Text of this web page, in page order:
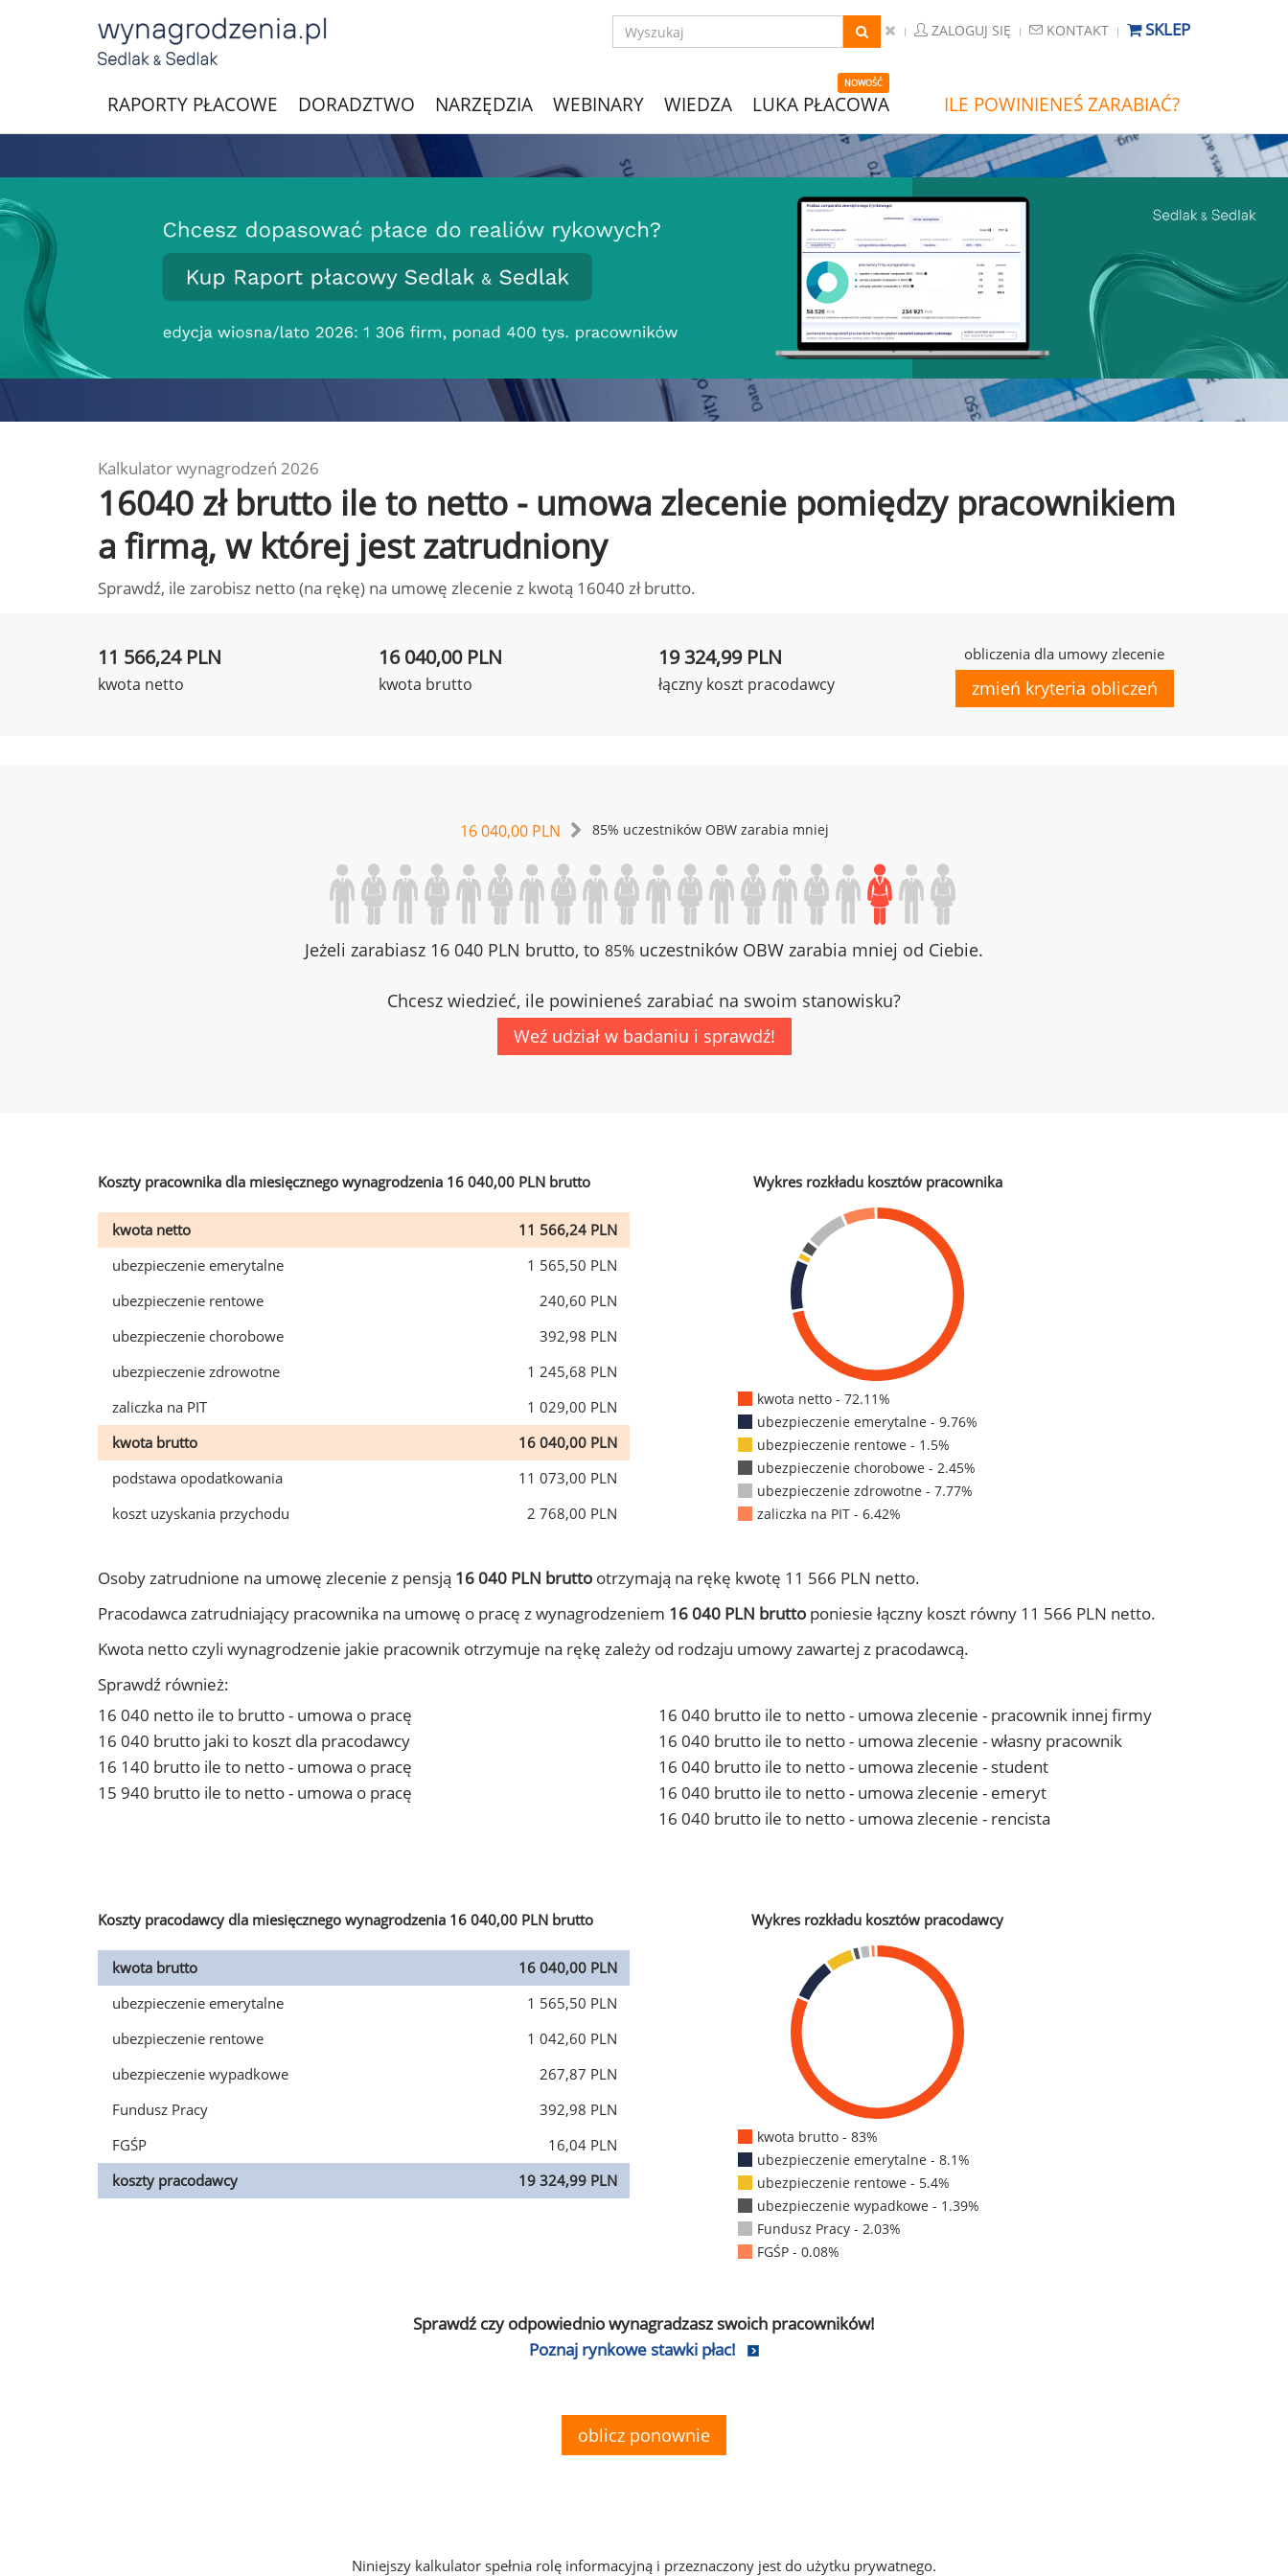
ZALOGUJ SIĘ KONTAKT SKLEP
RAPORTY PŁACOWE DORADZTWO NARZĘDZIA WEBINARY WIEDZA
NOWOŚĆ
LUKA PŁACOWA ILE POWINIENEŚ ZARABIAĆ?
Kalkulator wynagrodzeń 2026
16040 zł brutto ile to netto - umowa zlecenie pomiędzy pracownikiem
a firmą, w której jest zatrudniony
Sprawdź, ile zarobisz netto (na rękę) na umowę zlecenie z kwotą 16040 zł brutto.
11 566,24 PLN
kwota netto
16 040,00 PLN
kwota brutto
19 324,99 PLN
łączny koszt pracodawcy
obliczenia dla umowy zlecenie
zmień kryteria obliczeń
16 040,00 PLN 85% uczestników OBW zarabia mniej
Jeżeli zarabiasz 16 040 PLN brutto, to 85% uczestników OBW zarabia mniej od Ciebie.
Chcesz wiedzieć, ile powinieneś zarabiać na swoim stanowisku?
Weź udział w badaniu i sprawdź!
Koszty pracownika dla miesięcznego wynagrodzenia 16 040,00 PLN brutto
kwota netto
11 566,24 PLN
ubezpieczenie emerytalne
1 565,50 PLN
ubezpieczenie rentowe
240,60 PLN
ubezpieczenie chorobowe
392,98 PLN
ubezpieczenie zdrowotne
1 245,68 PLN
zaliczka na PIT
1 029,00 PLN
kwota brutto
16 040,00 PLN
podstawa opodatkowania
11 073,00 PLN
koszt uzyskania przychodu
2 768,00 PLN
Wykres rozkładu kosztów pracownika
kwota netto - 72.11%
ubezpieczenie emerytalne - 9.76%
ubezpieczenie rentowe - 1.5%
ubezpieczenie chorobowe - 2.45%
ubezpieczenie zdrowotne - 7.77%
zaliczka na PIT - 6.42%
Osoby zatrudnione na umowę zlecenie z pensją 16 040 PLN brutto otrzymają na rękę kwotę 11 566 PLN netto.
Pracodawca zatrudniający pracownika na umowę o pracę z wynagrodzeniem 16 040 PLN brutto poniesie łączny koszt równy 11 566 PLN netto.
Kwota netto czyli wynagrodzenie jakie pracownik otrzymuje na rękę zależy od rodzaju umowy zawartej z pracodawcą.
Sprawdź również:
16 040 netto ile to brutto - umowa o pracę
16 040 brutto jaki to koszt dla pracodawcy
16 140 brutto ile to netto - umowa o pracę
15 940 brutto ile to netto - umowa o pracę
16 040 brutto ile to netto - umowa zlecenie - pracownik innej firmy
16 040 brutto ile to netto - umowa zlecenie - własny pracownik
16 040 brutto ile to netto - umowa zlecenie - student
16 040 brutto ile to netto - umowa zlecenie - emeryt
16 040 brutto ile to netto - umowa zlecenie - rencista
Koszty pracodawcy dla miesięcznego wynagrodzenia 16 040,00 PLN brutto
kwota brutto
16 040,00 PLN
ubezpieczenie emerytalne
1 565,50 PLN
ubezpieczenie rentowe
1 042,60 PLN
ubezpieczenie wypadkowe
267,87 PLN
Fundusz Pracy
392,98 PLN
FGŚP
16,04 PLN
koszty pracodawcy
19 324,99 PLN
Wykres rozkładu kosztów pracodawcy
kwota brutto - 83%
ubezpieczenie emerytalne - 8.1%
ubezpieczenie rentowe - 5.4%
ubezpieczenie wypadkowe - 1.39%
Fundusz Pracy - 2.03%
FGŚP - 0.08%
Sprawdź czy odpowiednio wynagradzasz swoich pracowników!
Poznaj rynkowe stawki płac!
oblicz ponownie
Niniejszy kalkulator spełnia rolę informacyjną i przeznaczony jest do użytku prywatnego.